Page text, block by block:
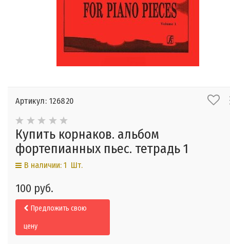
Артикул: 126820
Купить корнаков. альбом
фортепианных пьес. тетрадь 1
В наличии: 1 Шт.
100 руб.
Предложить свою
цену